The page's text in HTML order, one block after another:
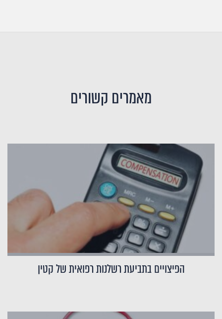
מאמרים קשורים
הפיצויים בתביעת רשלנות רפואית של קטין